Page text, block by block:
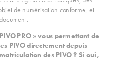
de numérisation conforme, et
PRO »vous permettant de
PIVO directement depuis
des PIVO ? Si oui,